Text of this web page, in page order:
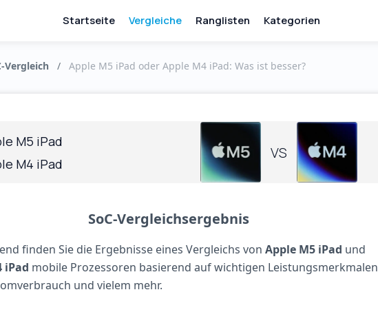
Startseite Vergleiche Ranglisten Kategorien
Vergleich / Apple M5 iPad oder Apple M4 iPad: Was ist besser?
M5 iPad
M4 iPad
VS
SoC-Vergleichsergebnis
finden Sie die Ergebnisse eines Vergleichs von Apple M5 iPad und
iPad mobile Prozessoren basierend auf wichtigen Leistungsmerkmalen
und vielem mehr.